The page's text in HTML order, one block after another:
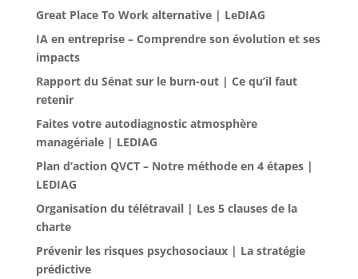
Great Place To Work alternative | LeDIAG
IA en entreprise – Comprendre son évolution et ses
impacts
Rapport du Sénat sur le burn-out | Ce qu’il faut
retenir
Faites votre autodiagnostic atmosphère
managériale | LEDIAG
Plan d’action QVCT – Notre méthode en 4 étapes |
LEDIAG
Organisation du télétravail | Les 5 clauses de la
charte
Prévenir les risques psychosociaux | La stratégie
prédictive